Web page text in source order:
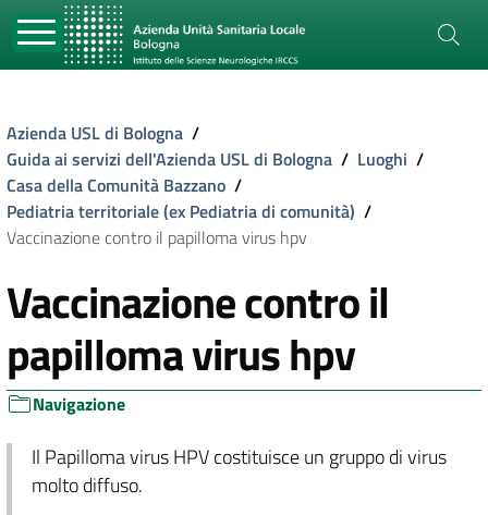
Azienda USL di Bologna /
Guida ai servizi dell'Azienda USL di Bologna / Luoghi /
Casa della Comunità Bazzano /
Pediatria territoriale (ex Pediatria di comunità) /
Vaccinazione contro il papilloma virus hpv
Vaccinazione contro il
papilloma virus hpv
Navigazione
Il Papilloma virus HPV costituisce un gruppo di virus
molto diffuso.